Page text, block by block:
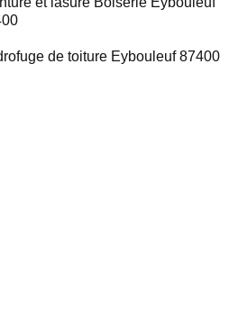
de toiture Eybouleuf 87400